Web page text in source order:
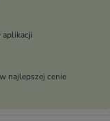
aplikacji
najlepszej cenie